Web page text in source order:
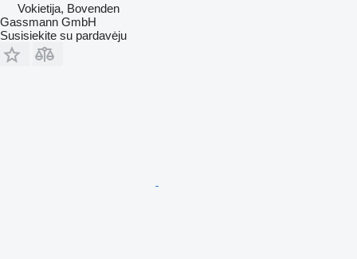
Vokietija, Bovenden
Gassmann GmbH
Susisiekite su pardavėju